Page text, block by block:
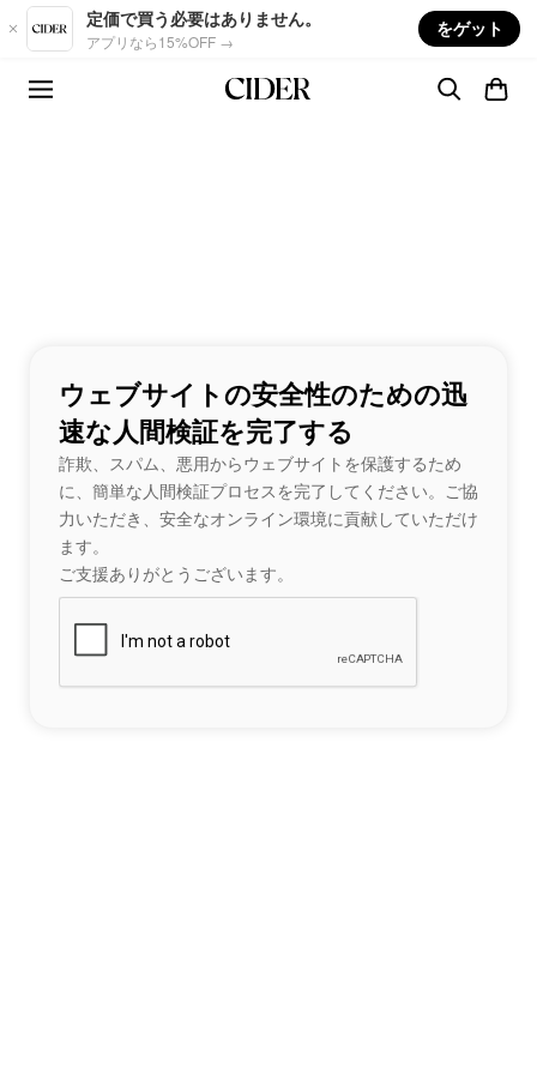
Skip to main content
定価で買う必要はありません。
アプリなら15%OFF →
をゲット
ウェブサイトの安全性のための迅
速な人間検証を完了する
詐欺、スパム、悪用からウェブサイトを保護するため
に、簡単な人間検証プロセスを完了してください。ご協
力いただき、安全なオンライン環境に貢献していただけ
ます。
ご支援ありがとうございます。